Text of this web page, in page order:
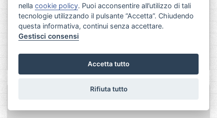
AFFITTASI NEGOZIO PIAZZA DELLA NUNZIATA
AFFITTASI Negozio in PALAZZO LAURO piazza della
nellacookie policy. Puoi acconsentire all’utilizzo di tali
tecnologie utilizzando il pulsante “Accetta”. Chiudendo
questa informativa, continui senza accettare.
Gestisci consensi
Accetta tutto
Rifiuta tutto